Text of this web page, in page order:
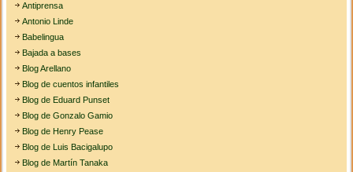
Antiprensa
Antonio Linde
Babelingua
Bajada a bases
Blog Arellano
Blog de cuentos infantiles
Blog de Eduard Punset
Blog de Gonzalo Gamio
Blog de Henry Pease
Blog de Luis Bacigalupo
Blog de Martín Tanaka